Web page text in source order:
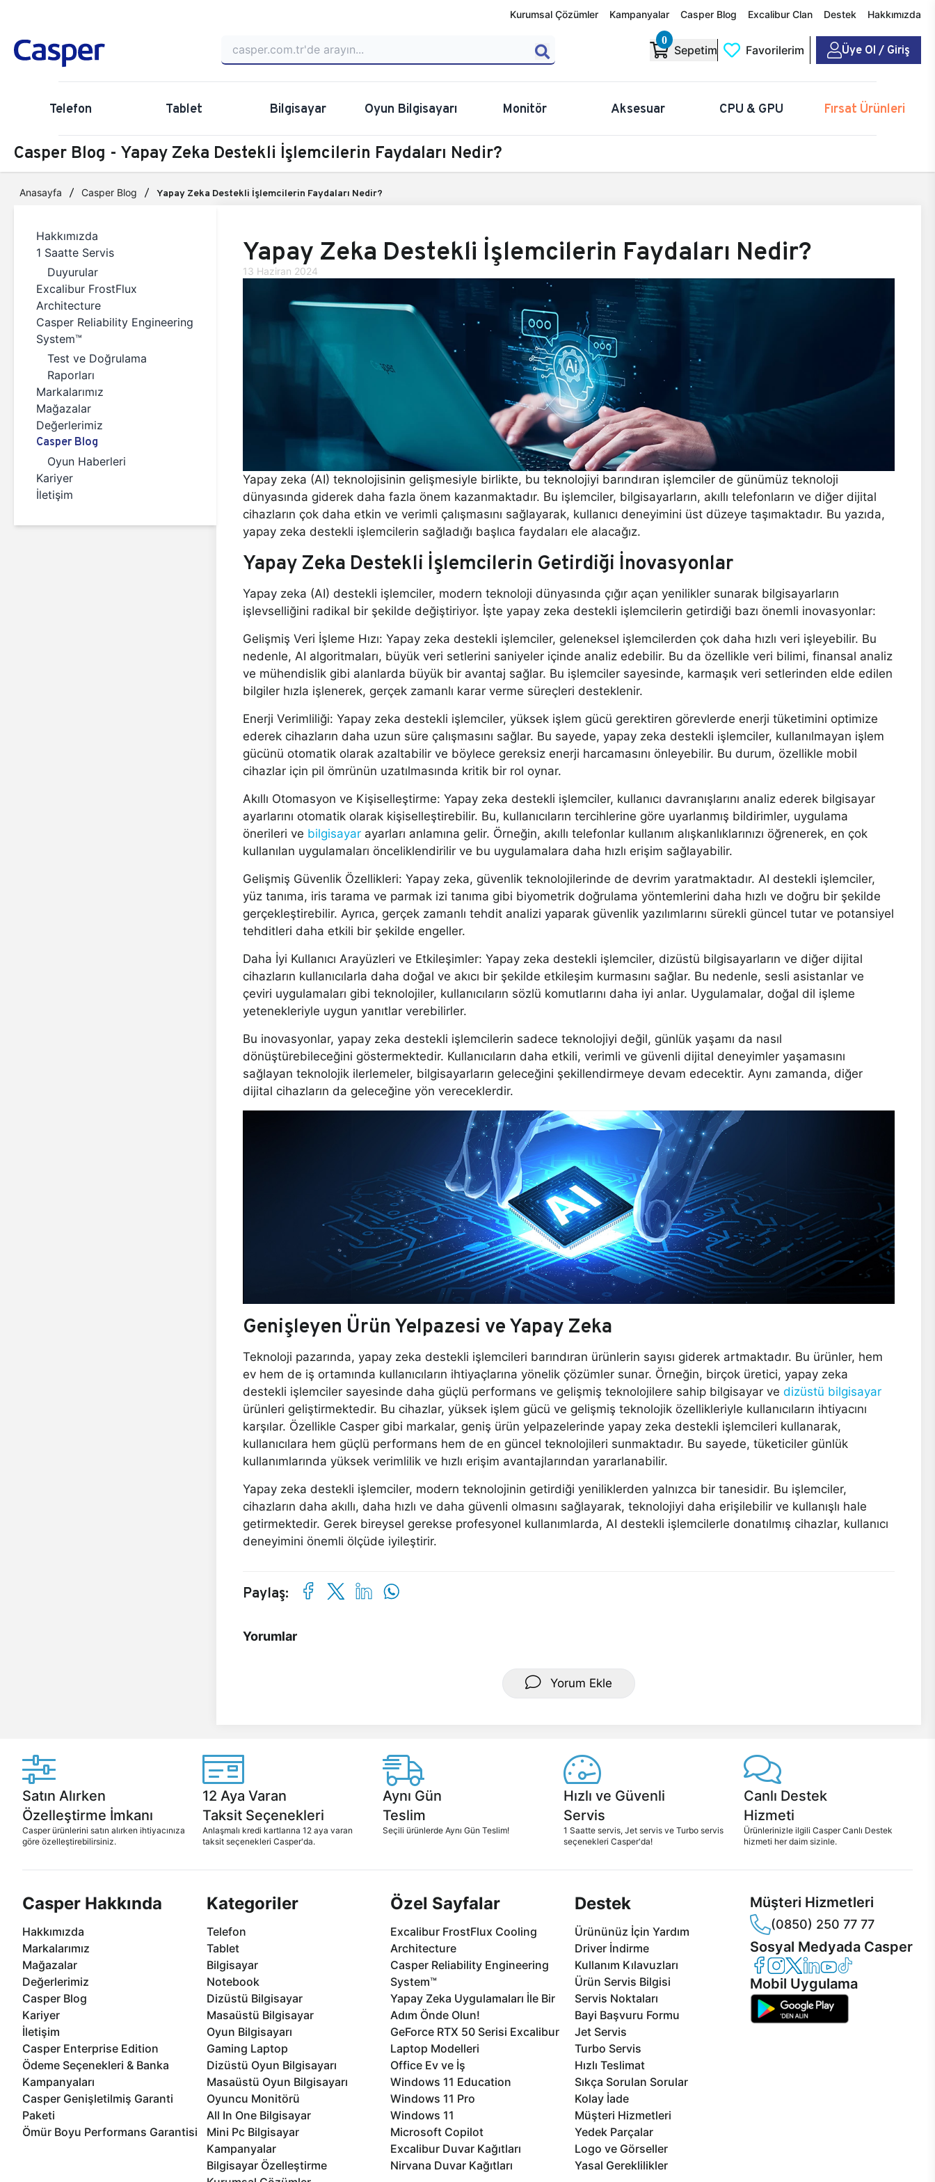
Kurumsal Çözümler Kampanyalar Casper Blog Excalibur Clan Destek Hakkımızda
0
Sepetim Favorilerim Üye Ol / Giriş
Telefon Tablet Bilgisayar Oyun Bilgisayarı Monitör Aksesuar CPU & GPU Fırsat Ürünleri
Casper Blog - Yapay Zeka Destekli İşlemcilerin Faydaları Nedir?
Anasayfa Casper Blog Yapay Zeka Destekli İşlemcilerin Faydaları Nedir?
Hakkımızda
1 Saatte Servis
Duyurular
Excalibur FrostFlux
Architecture
Casper Reliability Engineering
System™
Test ve Doğrulama
Raporları
Markalarımız
Mağazalar
Değerlerimiz
Casper Blog
Oyun Haberleri
Kariyer
İletişim
Yapay Zeka Destekli İşlemcilerin Faydaları Nedir?
13 Haziran 2024
Yapay zeka (AI) teknolojisinin gelişmesiyle birlikte, bu teknolojiyi barındıran işlemciler de günümüz teknoloji
dünyasında giderek daha fazla önem kazanmaktadır. Bu işlemciler, bilgisayarların, akıllı telefonların ve diğer dijital
cihazların çok daha etkin ve verimli çalışmasını sağlayarak, kullanıcı deneyimini üst düzeye taşımaktadır. Bu yazıda,
yapay zeka destekli işlemcilerin sağladığı başlıca faydaları ele alacağız.
Yapay Zeka Destekli İşlemcilerin Getirdiği İnovasyonlar
Yapay zeka (AI) destekli işlemciler, modern teknoloji dünyasında çığır açan yenilikler sunarak bilgisayarların
işlevselliğini radikal bir şekilde değiştiriyor. İşte yapay zeka destekli işlemcilerin getirdiği bazı önemli inovasyonlar:
Gelişmiş Veri İşleme Hızı: Yapay zeka destekli işlemciler, geleneksel işlemcilerden çok daha hızlı veri işleyebilir. Bu
nedenle, AI algoritmaları, büyük veri setlerini saniyeler içinde analiz edebilir. Bu da özellikle veri bilimi, finansal analiz
ve mühendislik gibi alanlarda büyük bir avantaj sağlar. Bu işlemciler sayesinde, karmaşık veri setlerinden elde edilen
bilgiler hızla işlenerek, gerçek zamanlı karar verme süreçleri desteklenir.
Enerji Verimliliği: Yapay zeka destekli işlemciler, yüksek işlem gücü gerektiren görevlerde enerji tüketimini optimize
ederek cihazların daha uzun süre çalışmasını sağlar. Bu sayede, yapay zeka destekli işlemciler, kullanılmayan işlem
gücünü otomatik olarak azaltabilir ve böylece gereksiz enerji harcamasını önleyebilir. Bu durum, özellikle mobil
cihazlar için pil ömrünün uzatılmasında kritik bir rol oynar.
Akıllı Otomasyon ve Kişiselleştirme: Yapay zeka destekli işlemciler, kullanıcı davranışlarını analiz ederek bilgisayar
ayarlarını otomatik olarak kişiselleştirebilir. Bu, kullanıcıların tercihlerine göre uyarlanmış bildirimler, uygulama
önerileri ve bilgisayarayarları anlamına gelir. Örneğin, akıllı telefonlar kullanım alışkanlıklarınızı öğrenerek, en çok
kullanılan uygulamaları önceliklendirilir ve bu uygulamalara daha hızlı erişim sağlayabilir.
Gelişmiş Güvenlik Özellikleri: Yapay zeka, güvenlik teknolojilerinde de devrim yaratmaktadır. AI destekli işlemciler,
yüz tanıma, iris tarama ve parmak izi tanıma gibi biyometrik doğrulama yöntemlerini daha hızlı ve doğru bir şekilde
gerçekleştirebilir. Ayrıca, gerçek zamanlı tehdit analizi yaparak güvenlik yazılımlarını sürekli güncel tutar ve potansiyel
tehditleri daha etkili bir şekilde engeller.
Daha İyi Kullanıcı Arayüzleri ve Etkileşimler: Yapay zeka destekli işlemciler, dizüstü bilgisayarların ve diğer dijital
cihazların kullanıcılarla daha doğal ve akıcı bir şekilde etkileşim kurmasını sağlar. Bu nedenle, sesli asistanlar ve
çeviri uygulamaları gibi teknolojiler, kullanıcıların sözlü komutlarını daha iyi anlar. Uygulamalar, doğal dil işleme
yetenekleriyle uygun yanıtlar verebilirler.
Bu inovasyonlar, yapay zeka destekli işlemcilerin sadece teknolojiyi değil, günlük yaşamı da nasıl
dönüştürebileceğini göstermektedir. Kullanıcıların daha etkili, verimli ve güvenli dijital deneyimler yaşamasını
sağlayan teknolojik ilerlemeler, bilgisayarların geleceğini şekillendirmeye devam edecektir. Aynı zamanda, diğer
dijital cihazların da geleceğine yön vereceklerdir.
Genişleyen Ürün Yelpazesi ve Yapay Zeka
Teknoloji pazarında, yapay zeka destekli işlemcileri barındıran ürünlerin sayısı giderek artmaktadır. Bu ürünler, hem
ev hem de iş ortamında kullanıcıların ihtiyaçlarına yönelik çözümler sunar. Örneğin, birçok üretici, yapay zeka
destekli işlemciler sayesinde daha güçlü performans ve gelişmiş teknolojilere sahip bilgisayar ve dizüstü bilgisayar
ürünleri geliştirmektedir. Bu cihazlar, yüksek işlem gücü ve gelişmiş teknolojik özellikleriyle kullanıcıların ihtiyacını
karşılar. Özellikle Casper gibi markalar, geniş ürün yelpazelerinde yapay zeka destekli işlemcileri kullanarak,
kullanıcılara hem güçlü performans hem de en güncel teknolojileri sunmaktadır. Bu sayede, tüketiciler günlük
kullanımlarında yüksek verimlilik ve hızlı erişim avantajlarından yararlanabilir.
Yapay zeka destekli işlemciler, modern teknolojinin getirdiği yeniliklerden yalnızca bir tanesidir. Bu işlemciler,
cihazların daha akıllı, daha hızlı ve daha güvenli olmasını sağlayarak, teknolojiyi daha erişilebilir ve kullanışlı hale
getirmektedir. Gerek bireysel gerekse profesyonel kullanımlarda, AI destekli işlemcilerle donatılmış cihazlar, kullanıcı
deneyimini önemli ölçüde iyileştirir.
Paylaş:
Yorumlar
Yorum Ekle
Satın Alırken
Özelleştirme İmkanı
Casper ürünlerini satın alırken ihtiyacınıza
göre özelleştirebilirsiniz.
12 Aya Varan
Taksit Seçenekleri
Anlaşmalı kredi kartlarına 12 aya varan
taksit seçenekleri Casper'da.
Aynı Gün
Teslim
Seçili ürünlerde Aynı Gün Teslim!
Hızlı ve Güvenli
Servis
1 Saatte servis, Jet servis ve Turbo servis
seçenekleri Casper'da!
Canlı Destek
Hizmeti
Ürünlerinizle ilgili Casper Canlı Destek
hizmeti her daim sizinle.
Casper Hakkında
Hakkımızda
Markalarımız
Mağazalar
Değerlerimiz
Casper Blog
Kariyer
İletişim
Casper Enterprise Edition
Ödeme Seçenekleri & Banka
Kampanyaları
Casper Genişletilmiş Garanti
Paketi
Ömür Boyu Performans Garantisi
Kategoriler
Telefon
Tablet
Bilgisayar
Notebook
Dizüstü Bilgisayar
Masaüstü Bilgisayar
Oyun Bilgisayarı
Gaming Laptop
Dizüstü Oyun Bilgisayarı
Masaüstü Oyun Bilgisayarı
Oyuncu Monitörü
All In One Bilgisayar
Mini Pc Bilgisayar
Kampanyalar
Bilgisayar Özelleştirme
Özel Sayfalar
Excalibur FrostFlux Cooling
Architecture
Casper Reliability Engineering
System™
Yapay Zeka Uygulamaları İle Bir
Adım Önde Olun!
GeForce RTX 50 Serisi Excalibur
Laptop Modelleri
Office Ev ve İş
Windows 11 Education
Windows 11 Pro
Windows 11
Microsoft Copilot
Excalibur Duvar Kağıtları
Nirvana Duvar Kağıtları
Destek
Ürününüz İçin Yardım
Driver İndirme
Kullanım Kılavuzları
Ürün Servis Bilgisi
Servis Noktaları
Bayi Başvuru Formu
Jet Servis
Turbo Servis
Hızlı Teslimat
Sıkça Sorulan Sorular
Kolay İade
Müşteri Hizmetleri
Yedek Parçalar
Logo ve Görseller
Yasal Gereklilikler
Müşteri Hizmetleri
(0850) 250 77 77
Sosyal Medyada Casper
Casper Facebook
Casper Instagram
Casper Twitter
Casper LinkedIn
Casper YouTube
Casper TikTok
Mobil Uygulama